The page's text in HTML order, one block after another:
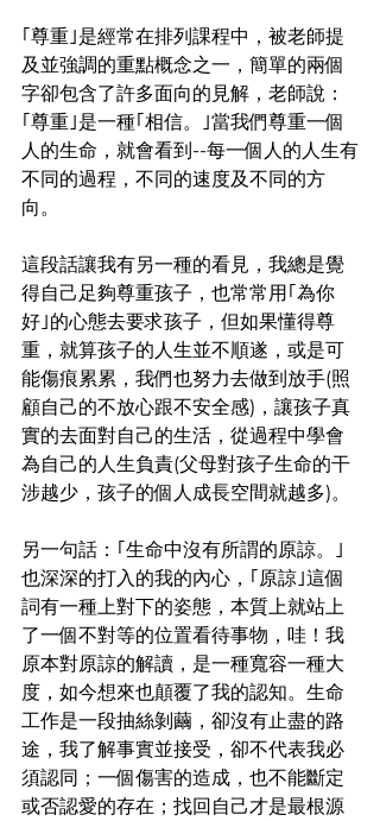
｢尊重｣是經常在排列課程中，被老師提
及並強調的重點概念之一，簡單的兩個
字卻包含了許多面向的見解，老師說：
｢尊重｣是一種｢相信。｣當我們尊重一個
人的生命，就會看到--每一個人的人生有
不同的過程，不同的速度及不同的方
向。
這段話讓我有另一種的看見，我總是覺
得自己足夠尊重孩子，也常常用｢為你
好｣的心態去要求孩子，但如果懂得尊
重，就算孩子的人生並不順遂，或是可
能傷痕累累，我們也努力去做到放手(照
顧自己的不放心跟不安全感)，讓孩子真
實的去面對自己的生活，從過程中學會
為自己的人生負責(父母對孩子生命的干
涉越少，孩子的個人成長空間就越多)。
另一句話：｢生命中沒有所謂的原諒。｣
也深深的打入的我的內心，｢原諒｣這個
詞有一種上對下的姿態，本質上就站上
了一個不對等的位置看待事物，哇！我
原本對原諒的解讀，是一種寬容一種大
度，如今想來也顛覆了我的認知。生命
工作是一段抽絲剝繭，卻沒有止盡的路
途，我了解事實並接受，卻不代表我必
須認同；一個傷害的造成，也不能斷定
或否認愛的存在；找回自己才是最根源